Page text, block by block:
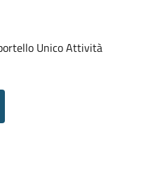
Unico Attività